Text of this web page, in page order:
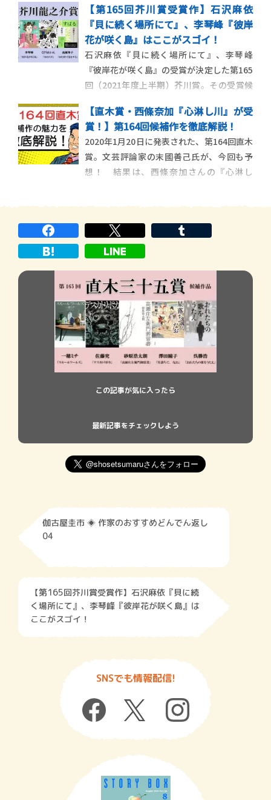
『同志少女よ、敵を撃て』 2.彩瀬まる
『新しい星』 3.今村翔吾『塞王の楯』 4.
柚月裕子『ミカエルの鼓動』 5.米澤穂信
『黒牢城 […]
【第165回芥川賞受賞作】石沢麻依
『貝に続く場所にて』、李琴峰『彼岸
花が咲く島』はここがスゴイ！
石沢麻依『貝に続く場所にて』、李琴峰
『彼岸花が咲く島』の受賞が決定した第165
回（2021年度上半期）芥川賞。その受賞候
ろを徹底レビューします！ 2021年7月14日
に発表された第165回芥川賞。石沢麻依さん
の『貝に続く場所にて』、李琴峰さんの
『彼岸花が咲く島 […]
【直木賞・西條奈加『心淋し川』が受
賞！】第164回候補作を徹底解説！
2020年1月20日に発表された、第164回直木
賞。文芸評論家の末國善己氏が、今回も予
想！ 結果は、西條奈加さんの『心淋し
した記事を、ぜひ振り返ってみてくださ
い！ 前回の直木賞（第1 […]
この記事が気に入ったら
最新記事をチェックしよう
伽古屋圭市 ◈ 作家のおすすめどんでん返し
04
【第165回芥川賞受賞作】石沢麻依『貝に続
く場所にて』、李琴峰『彼岸花が咲く島』は
ここがスゴイ！
SNSでも情報配信!